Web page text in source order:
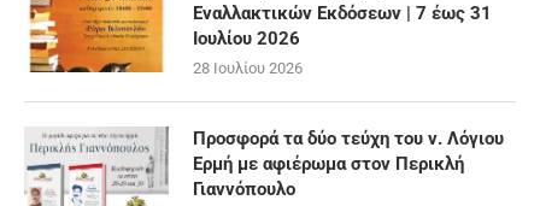
Εναλλακτικών Εκδόσεων | 7 έως 31
Ιουλίου 2026
28 Ιουλίου 2026
Προσφορά τα δύο τεύχη του ν. Λόγιου
Ερμή με αφιέρωμα στον Περικλή
Γιαννόπουλο